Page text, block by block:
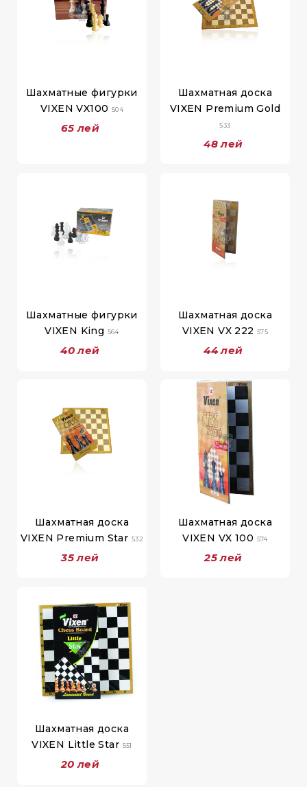
Шахматные фигурки
VIXEN VX100 504
65 лей
Шахматная доска
VIXEN Premium Gold
533
48 лей
Шахматные фигурки
VIXEN King 564
40 лей
Шахматная доска
VIXEN VX 222 575
44 лей
Шахматная доска
VIXEN Premium Star 532
35 лей
Шахматная доска
VIXEN VX 100 574
25 лей
Шахматная доска
VIXEN Little Star 551
20 лей